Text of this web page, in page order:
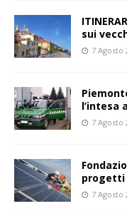
sui
7 Agosto
l’intesa
7 Agosto
progetti
7 Agosto